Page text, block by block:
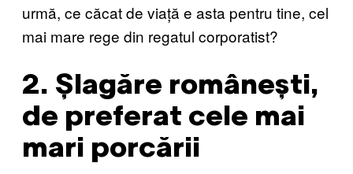
urmă, ce căcat de viață e asta pentru tine, cel
mai mare rege din regatul corporatist?
2. Șlagăre românești,
de preferat cele mai
mari porcării